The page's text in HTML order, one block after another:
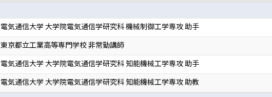
電気通信大学 大学院電気通信学研究科 機械制御工学専攻 助手
東京都立工業高等専門学校 非常勤講師
電気通信大学 大学院電気通信学研究科 知能機械工学専攻 助手
電気通信大学 大学院電気通信学研究科 知能機械工学専攻 助教